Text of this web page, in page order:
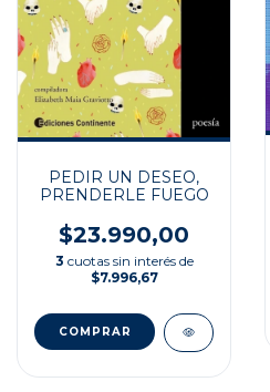
PEDIR UN DESEO,
PRENDERLE FUEGO
$23.990,00
3 cuotas sin interés de
$7.996,67